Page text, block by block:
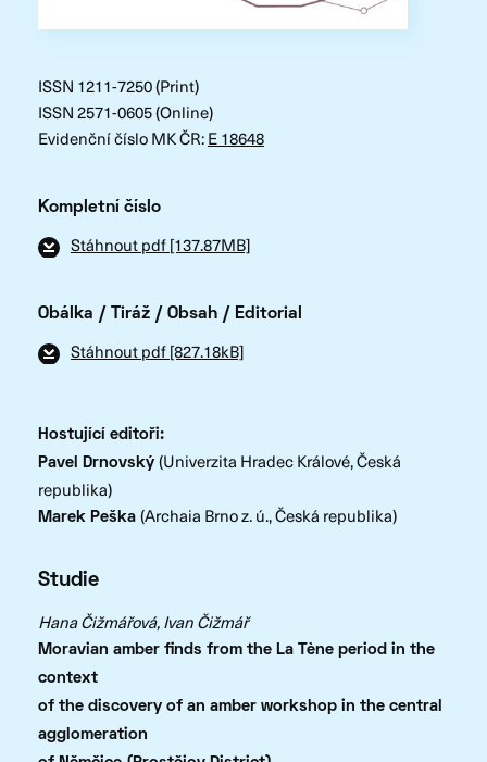
ISSN 1211-7250 (Print)
ISSN 2571-0605 (Online)
Evidenční číslo MK ČR:E 18648
Kompletní číslo
Stáhnout pdf [137.87MB]
Obálka / Tiráž / Obsah / Editorial
Stáhnout pdf [827.18kB]
Hostující editoři:
Pavel Drnovský (Univerzita Hradec Králové, Česká
republika)
Marek Peška (Archaia Brno z. ú., Česká republika)
Studie
Hana Čižmářová, Ivan Čižmář
Moravian amber finds from the La Tène period in the
context
of the discovery of an amber workshop in the central
agglomeration